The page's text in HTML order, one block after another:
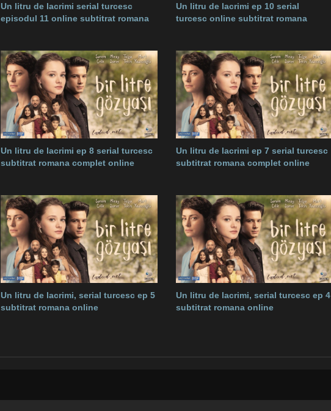
Un litru de lacrimi serial turcesc
episodul 11 online subtitrat romana
Un litru de lacrimi ep 10 serial
turcesc online subtitrat romana
Un litru de lacrimi ep 8 serial turcesc
subtitrat romana complet online
Un litru de lacrimi ep 7 serial turcesc
subtitrat romana complet online
Un litru de lacrimi, serial turcesc ep 5
subtitrat romana online
Un litru de lacrimi, serial turcesc ep 4
subtitrat romana online